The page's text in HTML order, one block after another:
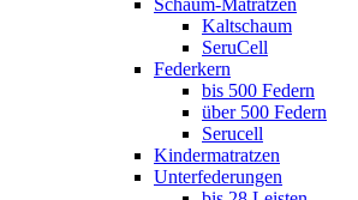
Schaum-Matratzen
Kaltschaum
SeruCell
Federkern
bis 500 Federn
über 500 Federn
Serucell
Kindermatratzen
Unterfederungen